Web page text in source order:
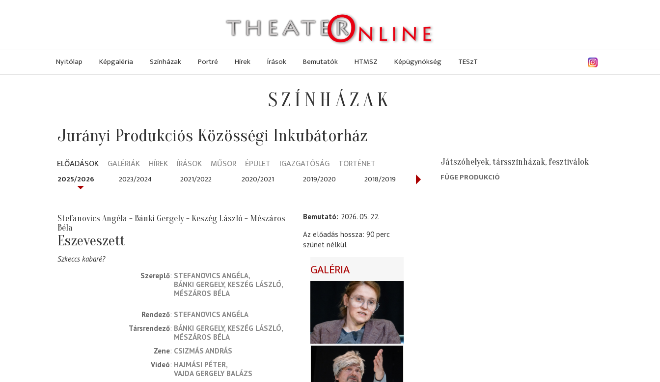
Nyitólap Képgaléria Színházak Portré Hírek Írások Bemutatók HTMSZ Képügynökség TESzT
SZÍNHÁZAK
Jurányi Produkciós Közösségi Inkubátorház
ELŐADÁSOK GALÉRIÁK HÍREK ÍRÁSOK MŰSOR ÉPÜLET IGAZGATÓSÁG TÖRTÉNET
2025/2026 2023/2024 2021/2022 2020/2021 2019/2020 2018/2019 2017/2018 2016/2017
Stefanovics Angéla - Bánki Gergely - Keszég László - Mészáros
Béla
Eszeveszett
Szkeccs kabaré?
Szereplő STEFANOVICS ANGÉLA
BÁNKI GERGELY KESZÉG LÁSZLÓ
MÉSZÁROS BÉLA
rendező STEFANOVICS ANGÉLA
társrendező BÁNKI GERGELY KESZÉG LÁSZLÓ
MÉSZÁROS BÉLA
zene CSIZMÁS ANDRÁS
videó HAJMÁSI PÉTER
VAJDA GERGELY BALÁZS
Bemutató 2026. 05. 22.
Az előadás hossza: 90 perc
szünet nélkül
GALÉRIA
Játszóhelyek, társszínházak, fesztiválok
FÜGE PRODUKCIÓ